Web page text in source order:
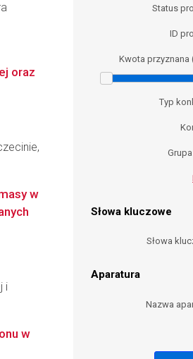
Status
ID
Kwota przyznana
Typ
Słowa kluczowe
Słowa
Aparatura
Nazwa
oraz
w
i
w